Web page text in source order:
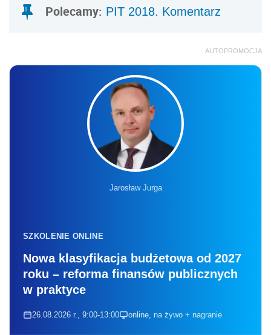
Polecamy: PIT 2018. Komentarz
AUTOPROMOCJA
Jarosław Jurga
SZKOLENIE ONLINE
Nowa klasyfikacja budżetowa od 2027
roku – reforma finansów publicznych
w praktyce
26.08.2026 r., 9:00-13:00 online, na żywo + nagranie